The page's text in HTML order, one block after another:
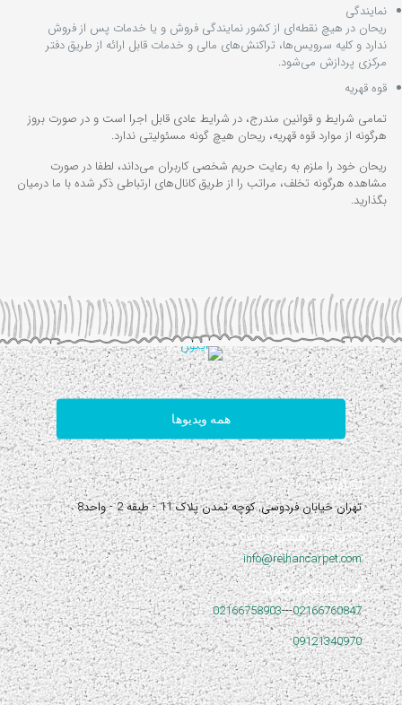
نمایندگی
ریحان در هیچ نقطه‏‌ای از کشور نمایندگی فروش و یا خدمات پس از فروش
ندارد و کلیه سرویس‌‏ها، تراکنش‏‌های مالی و خدمات قابل ارائه از طریق دفتر
مرکزی پردازش می‏‌شود.
قوه قهریه
تمامی شرایط و قوانین مندرج، در شرایط عادی قابل اجرا است و در صورت بروز
هرگونه از موارد قوه قهریه، ریحان هیچ گونه مسئولیتی ندارد.
ریحان خود را ملزم به رعایت حریم شخصی کاربران می‌داند، لطفا در صورت
مشاهده هرگونه تخلف، مراتب را از طریق کانال‏‌های ارتباطی ذکر شده با ما درمیان
بگذارید.
همه ویدیوها
آدرس:
تهران خیابان فردوسی, کوچه تمدن پلاک 11 - طبقه 2 - واحد8
نیاز به راهنمایی دارید؟
info@reihancarpet.com
با ما تماس بگیرید
02166760847
---
02166758903
09121340970